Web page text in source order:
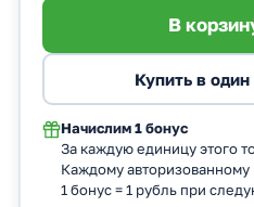
Начислим 1 бонус
За каждую единицу этого
Каждому авторизованному
1 бонус = 1 рубль при